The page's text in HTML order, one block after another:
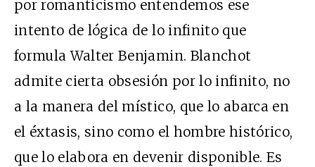
por romanticismo entendemos ese
intento de lógica de lo infinito que
formula Walter Benjamin. Blanchot
admite cierta obsesión por lo infinito, no
a la manera del místico, que lo abarca en
el éxtasis, sino como el hombre histórico,
que lo elabora en devenir disponible. Es